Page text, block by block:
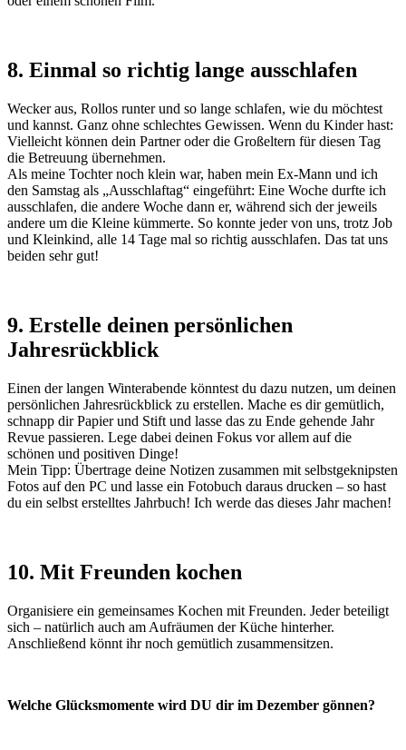
8. Einmal so richtig lange ausschlafen
Wecker aus, Rollos runter und so lange schlafen, wie du möchtest
und kannst. Ganz ohne schlechtes Gewissen. Wenn du Kinder hast:
Vielleicht können dein Partner oder die Großeltern für diesen Tag
die Betreuung übernehmen.
Als meine Tochter noch klein war, haben mein Ex-Mann und ich
den Samstag als „Ausschlaftag“ eingeführt: Eine Woche durfte ich
ausschlafen, die andere Woche dann er, während sich der jeweils
andere um die Kleine kümmerte. So konnte jeder von uns, trotz Job
und Kleinkind, alle 14 Tage mal so richtig ausschlafen. Das tat uns
beiden sehr gut!
9. Erstelle deinen persönlichen
Jahresrückblick
Einen der langen Winterabende könntest du dazu nutzen, um deinen
persönlichen Jahresrückblick zu erstellen. Mache es dir gemütlich,
schnapp dir Papier und Stift und lasse das zu Ende gehende Jahr
Revue passieren. Lege dabei deinen Fokus vor allem auf die
schönen und positiven Dinge!
Mein Tipp: Übertrage deine Notizen zusammen mit selbstgeknipsten
Fotos auf den PC und lasse ein Fotobuch daraus drucken – so hast
du ein selbst erstelltes Jahrbuch! Ich werde das dieses Jahr machen!
10. Mit Freunden kochen
Organisiere ein gemeinsames Kochen mit Freunden. Jeder beteiligt
sich – natürlich auch am Aufräumen der Küche hinterher.
Anschließend könnt ihr noch gemütlich zusammensitzen.
Welche Glücksmomente wird DU dir im Dezember gönnen?